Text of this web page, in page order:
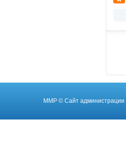
ММР © Cайт администрации